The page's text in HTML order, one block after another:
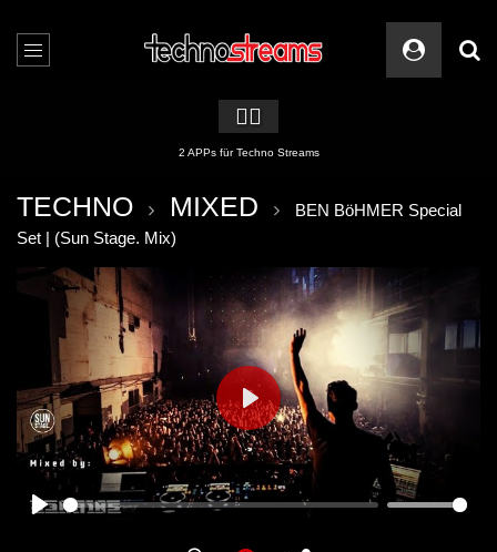
🏳️‍🌈
2 APPs für Techno Streams
TECHNO MIXED
BEN BöHMER Special
Set | (Sun Stage. Mix)
PLAY